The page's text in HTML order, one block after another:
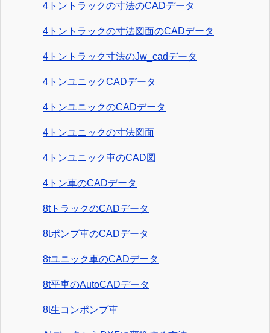
4トントラックの寸法のCADデータ
4トントラックの寸法図面のCADデータ
4トントラック寸法のJw_cadデータ
4トンユニックCADデータ
4トンユニックのCADデータ
4トンユニックの寸法図面
4トンユニック車のCAD図
4トン車のCADデータ
8tトラックのCADデータ
8tポンプ車のCADデータ
8tユニック車のCADデータ
8t平車のAutoCADデータ
8t生コンポンプ車